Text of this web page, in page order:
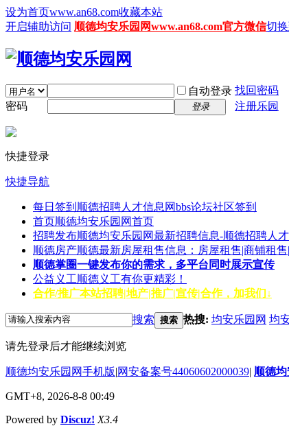
设为首页www.an68.com收藏本站
开启辅助访问 顺德均安乐园网www.an68.com官方微信切
自动登录 找回密码
密码
登录 注册乐园
快捷登录
快捷导航
每日签到 顺德招聘人才信息网bbs论坛社区签到
首页顺德均安乐园网首页
招聘发布顺德均安乐园网最新招聘信息-顺德招聘人
顺德房产顺德最新房屋租售信息：房屋租售|商铺租
顺德掌圈一键发布你的需求，多平台同时展示宣传
公益义工顺德义工有你更精彩！
合作/推广本站招聘|地产|推广|宣传|合作，加我们↓
搜索 搜索 热搜: 均安乐园网 均
请先登录后才能继续浏览
顺德均安乐园网手机版|网安备案号44060602000039| 顺德
GMT+8, 2026-8-8 00:49
Powered by Discuz! X3.4